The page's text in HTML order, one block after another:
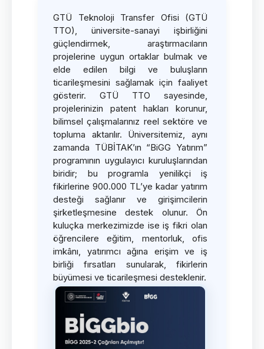
GTÜ Teknoloji Transfer Ofisi (GTÜ
TTO), üniversite-sanayi işbirliğini
güçlendirmek, araştırmacıların
projelerine uygun ortaklar bulmak ve
elde edilen bilgi ve buluşların
ticarileşmesini sağlamak için faaliyet
gösterir. GTÜ TTO sayesinde,
projelerinizin patent hakları korunur,
bilimsel çalışmalarınız reel sektöre ve
topluma aktarılır. Üniversitemiz, aynı
zamanda TÜBİTAK’ın “BiGG Yatırım”
programının uygulayıcı kuruluşlarından
biridir; bu programla yenilikçi iş
fikirlerine 900.000 TL’ye kadar yatırım
desteği sağlanır ve girişimcilerin
şirketleşmesine destek olunur. Ön
kuluçka merkezimizde ise iş fikri olan
öğrencilere eğitim, mentorluk, ofis
imkânı, yatırımcı ağına erişim ve iş
birliği fırsatları sunularak, fikirlerin
büyümesi ve ticarileşmesi desteklenir.